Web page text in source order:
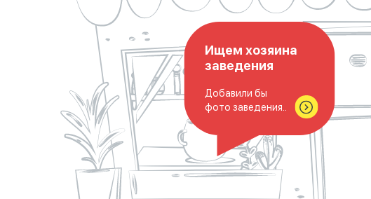
Ищем хозяина
заведения
Добавили бы
фото заведения..